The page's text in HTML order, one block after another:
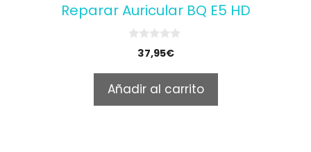
Reparar Auricular BQ E5 HD
o
f
5
37,95€
Añadir al carrito